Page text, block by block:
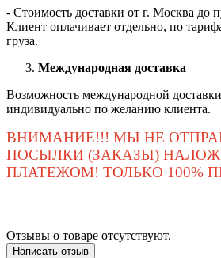
- Стоимость доставки от г. Москва до
Клиент оплачивает отдельно, по
груза.
Международная доставка
Возможность международной доставки
индивидуально по желанию клиента.
ВНИМАНИЕ!!! МЫ НЕ
ПОСЫЛКИ (ЗАКАЗЫ)
ПЛАТЕЖОМ! ТОЛЬКО 100%
Отзывы о товаре отсутствуют.
Написать отзыв